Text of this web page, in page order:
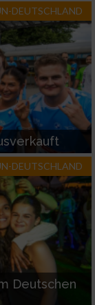
DEUTSCHLAND
DEUTSCHLAND
Deutschen